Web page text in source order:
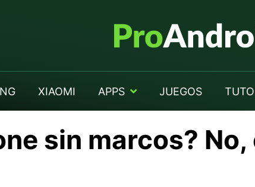
XIAOMI APPS JUEGOS
sin marcos?